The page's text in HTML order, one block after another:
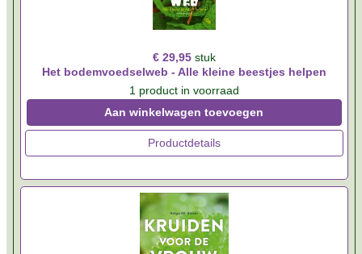
€ 29,95 stuk
Het bodemvoedselweb - Alle kleine beestjes helpen
1 product in voorraad
Aan winkelwagen toevoegen
Productdetails